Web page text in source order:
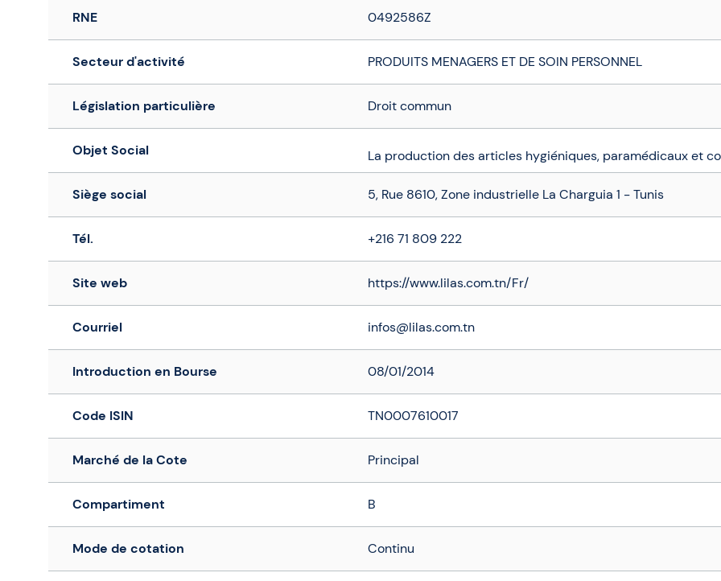
RNE 0492586Z
Secteur d'activité PRODUITS MENAGERS ET DE SOIN PERSONNEL
Législation particulière Droit commun
Objet Social La production des articles hygiéniques, paramédicaux et
Siège social 5, Rue 8610, Zone industrielle La Charguia 1 - Tunis
Tél. +216 71 809 222
Site web https://www.lilas.com.tn/Fr/
Courriel infos@lilas.com.tn
Introduction en Bourse 08/01/2014
Code ISIN TN0007610017
Marché de la Cote Principal
Compartiment B
Mode de cotation Continu